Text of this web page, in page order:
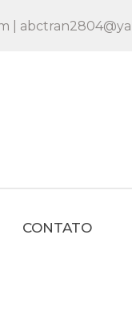
|
CONTATO